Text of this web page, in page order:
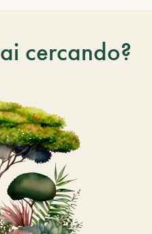
cercando?